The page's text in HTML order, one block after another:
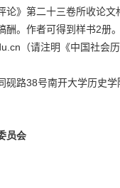
》第二十三卷所收论文
酬。作者可得到样书2册。
（请注明《中国社会
砚路38号南开大学历史学
员会